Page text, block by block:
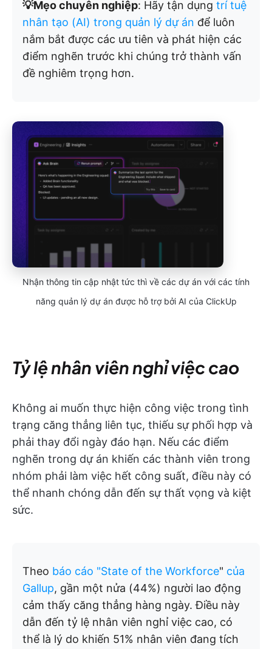
💡Mẹo chuyên nghiệp: Hãy tận dụng trí tuệ
nhân tạo (AI) trong quản lý dự án để luôn
nắm bắt được các ưu tiên và phát hiện các
điểm nghẽn trước khi chúng trở thành vấn
đề nghiêm trọng hơn.
Nhận thông tin cập nhật tức thì về các dự án với các tính
năng quản lý dự án được hỗ trợ bởi AI của ClickUp
Tỷ lệ nhân viên nghỉ việc cao
Không ai muốn thực hiện công việc trong tình
trạng căng thẳng liên tục, thiếu sự phối hợp và
phải thay đổi ngày đáo hạn. Nếu các điểm
nghẽn trong dự án khiến các thành viên trong
nhóm phải làm việc hết công suất, điều này có
thể nhanh chóng dẫn đến sự thất vọng và kiệt
sức.
Theo báo cáo "State of the Workforce" của
Gallup, gần một nửa (44%) người lao động
cảm thấy căng thẳng hàng ngày. Điều này
dẫn đến tỷ lệ nhân viên nghỉ việc cao, có
thể là lý do khiến 51% nhân viên đang tích